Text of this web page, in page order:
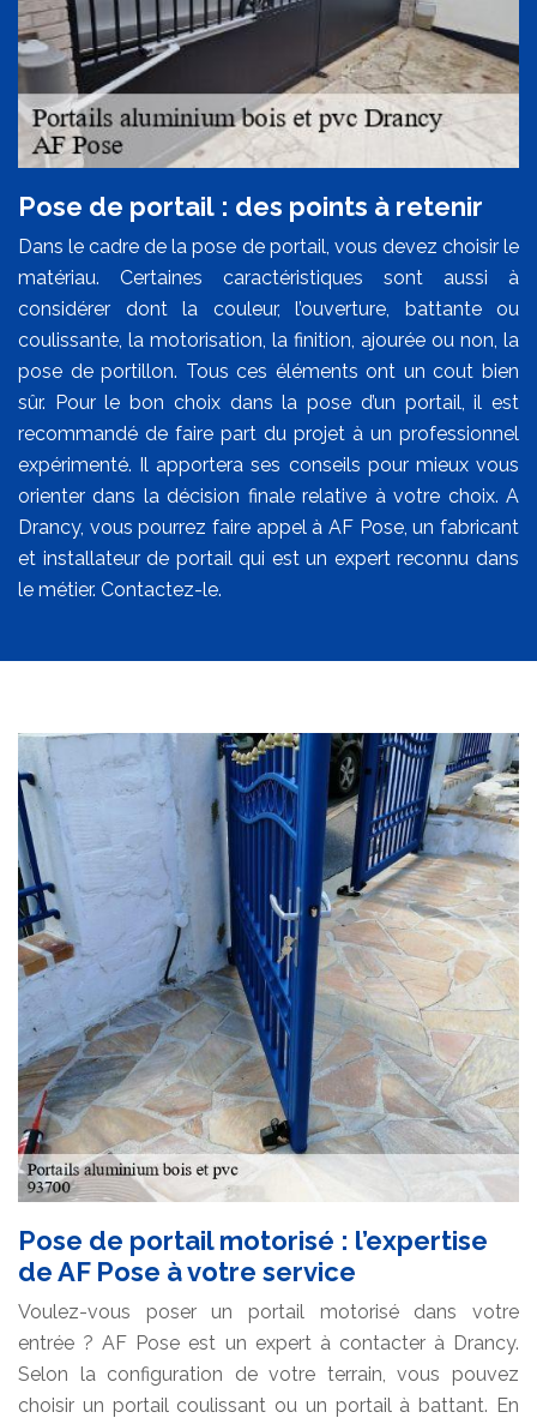
Pose de portail : des points à retenir
Dans le cadre de la pose de portail, vous devez choisir le
matériau. Certaines caractéristiques sont aussi à
considérer dont la couleur, l’ouverture, battante ou
coulissante, la motorisation, la finition, ajourée ou non, la
pose de portillon. Tous ces éléments ont un cout bien
sûr. Pour le bon choix dans la pose d’un portail, il est
recommandé de faire part du projet à un professionnel
expérimenté. Il apportera ses conseils pour mieux vous
orienter dans la décision finale relative à votre choix. A
Drancy, vous pourrez faire appel à AF Pose, un fabricant
et installateur de portail qui est un expert reconnu dans
le métier. Contactez-le.
Pose de portail motorisé : l’expertise
de AF Pose à votre service
Voulez-vous poser un portail motorisé dans votre
entrée ? AF Pose est un expert à contacter à Drancy.
Selon la configuration de votre terrain, vous pouvez
choisir un portail coulissant ou un portail à battant. En